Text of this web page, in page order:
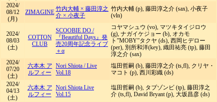
2024/
08/12
(月)
ZIMAGINE 竹内大輔 × 藤田淳之
介 × 小夜子
竹内大輔 (p), 藤田淳之介 (sax), 小夜子
(vln)
2024/
08/03
(土)
COTTON
CLUB
SCOOBIE DO /
『Beautiful Days』発
売20周年記念ライブ
＋α
コヤマシュウ (vo), マツキタイジロウ
(g), ナガイケジョー (b), オカモ
ト”MOBY”タクヤ (ds), 西岡ヒデロー
(per), 別所和洋(key), 織田祐亮 (tp), 藤田
淳之介 (sax)
2024/
07/20
(土)
六本木 ア
ルフィー
Nori Shiota /Live
Vol.18
塩田哲嗣 (b), 藤田淳之介 (ts,fl), クリヤ・
マコト (p), 西川彩織 (ds)
2024/
04/13
(土)
六本木 ア
ルフィー
Nori Shiota Live
Vol.15
塩田哲嗣 (b), タブゾンビ (tp), 藤田淳之
介 (ts,fl), David Bryant (p), 大坂昌彦 (ds)